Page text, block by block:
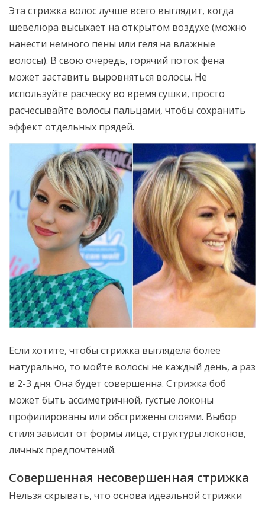
Эта стрижка волос лучше всего выглядит, когда
шевелюра высыхает на открытом воздухе (можно
нанести немного пены или геля на влажные
волосы). В свою очередь, горячий поток фена
может заставить выровняться волосы. Не
используйте расческу во время сушки, просто
расчесывайте волосы пальцами, чтобы сохранить
эффект отдельных прядей.
Если хотите, чтобы стрижка выглядела более
натурально, то мойте волосы не каждый день, а раз
в 2-3 дня. Она будет совершенна. Стрижка боб
может быть ассиметричной, густые локоны
профилированы или обстрижены слоями. Выбор
стиля зависит от формы лица, структуры локонов,
личных предпочтений.
Совершенная несовершенная стрижка
Нельзя скрывать, что основа идеальной стрижки